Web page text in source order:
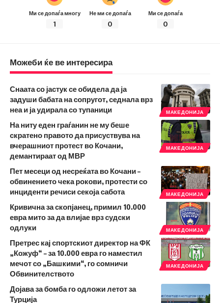
Ми се допаѓа многу
1
Не ми се допаѓа
0
Ми се допаѓа
0
Можеби ќе ве интересира
МАКЕДОНИЈА
Снаата со јастук се обидела да ја
задуши бабата на сопругот, седнала врз
неа и ја удирала со тупаници
МАКЕДОНИЈА
На ниту еден граѓанин не му беше
скратено правото да присуствува на
вчерашниот протест во Кочани,
демантираат од МВР
МАКЕДОНИЈА
Пет месеци од несреќата во Кочани –
обвинението чека рокови, протести со
инциденти речиси секоја сабота
МАКЕДОНИЈА
Кривична за скопјанец, примил 10.000
евра мито за да влијае врз судски
одлуки
МАКЕДОНИЈА
Претрес кај спортскиот директор на ФК
„Кожуф“ – за 10.000 евра го наместил
мечот со „Башкими“, го сомничи
Обвинителството
Дојава за бомба го одложи летот за
Турција